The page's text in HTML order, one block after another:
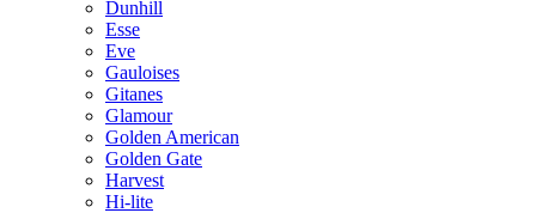
Dunhill
Esse
Eve
Gauloises
Gitanes
Glamour
Golden American
Golden Gate
Harvest
Hi-lite